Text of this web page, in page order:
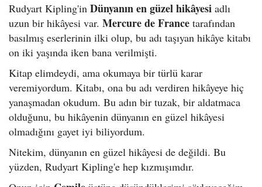
Rudyart Kipling'in Dünyanın en güzel hikâyesi adlı
uzun bir hikâyesi var. Mercure de France tarafından
basılmış eserlerinin ilki olup, bu adı taşıyan hikâye kitabı
on iki yaşında iken bana verilmişti.
Kitap elimdeydi, ama okumaya bir türlü karar
veremiyordum. Kitabı, ona bu adı verdiren hikâyeye hiç
yanaşmadan okudum. Bu adın bir tuzak, bir aldatmaca
olduğunu, bu hikâyenin dünyanın en güzel hikâyesi
olmadığını gayet iyi biliyordum.
Nitekim, dünyanın en güzel hikâyesi de değildi. Bu
yüzden, Rudyart Kipling'e hep kızmışımdır.